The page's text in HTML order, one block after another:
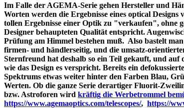
Im Falle der AGEMA-Serie gehen Hersteller und
Worten werden die Ergebnisse eines optical
tollen Ergebnisse einer Optik zu "verkaufen", ohne
Designer behaupteten Qualität entspricht.
Prüfung am Himmel bestehen muß. Also bastelt
firmen- und händlerseitig, und die umsatz-
Sternfreund hat deshalb so ein Teil gekauft, und
wie das Design es verspricht. Bereits ein
Spektrums etwas weiter hinter den Farben Blau,
Werten. Ob die ganze Serie derartiger Fluorit-
bzw. Astroforen wird kräftig die Werbetrommel
https://www.agemaoptics.com/telescopes/, https://